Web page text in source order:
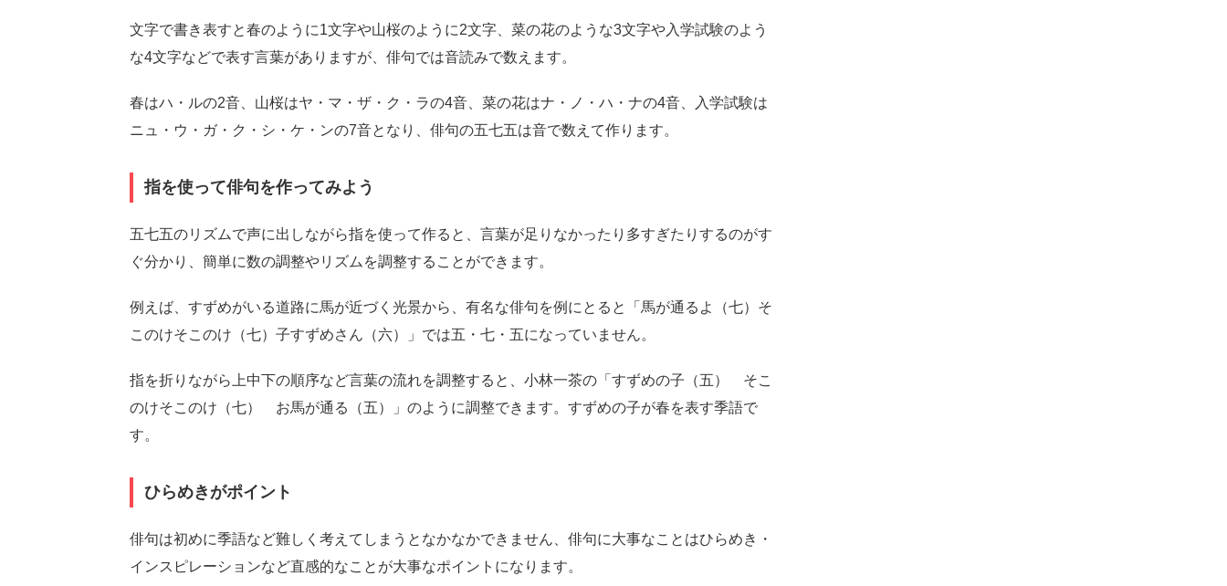
文字で書き表すと春のように1文字や山桜のように2文字、菜の花のような3文字や入学試験のよう
な4文字などで表す言葉がありますが、俳句では音読みで数えます。
春はハ・ルの2音、山桜はヤ・マ・ザ・ク・ラの4音、菜の花はナ・ノ・ハ・ナの4音、入学試験は
ニュ・ウ・ガ・ク・シ・ケ・ンの7音となり、俳句の五七五は音で数えて作ります。
指を使って俳句を作ってみよう
五七五のリズムで声に出しながら指を使って作ると、言葉が足りなかったり多すぎたりするのがす
ぐ分かり、簡単に数の調整やリズムを調整することができます。
例えば、すずめがいる道路に馬が近づく光景から、有名な俳句を例にとると「馬が通るよ（七）そ
このけそこのけ（七）子すずめさん（六）」では五・七・五になっていません。
指を折りながら上中下の順序など言葉の流れを調整すると、小林一茶の「すずめの子（五） そこ
のけそこのけ（七） お馬が通る（五）」のように調整できます。すずめの子が春を表す季語で
す。
ひらめきがポイント
俳句は初めに季語など難しく考えてしまうとなかなかできません、俳句に大事なことはひらめき・
インスピレーションなど直感的なことが大事なポイントになります。